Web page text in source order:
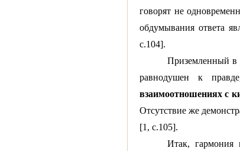
говорят не
обдумывания ответа
с.104].
Приземленный в
равнодушен к
взаимоотношениях с
Отсутствие же
[1, с.105].
Итак, гармония